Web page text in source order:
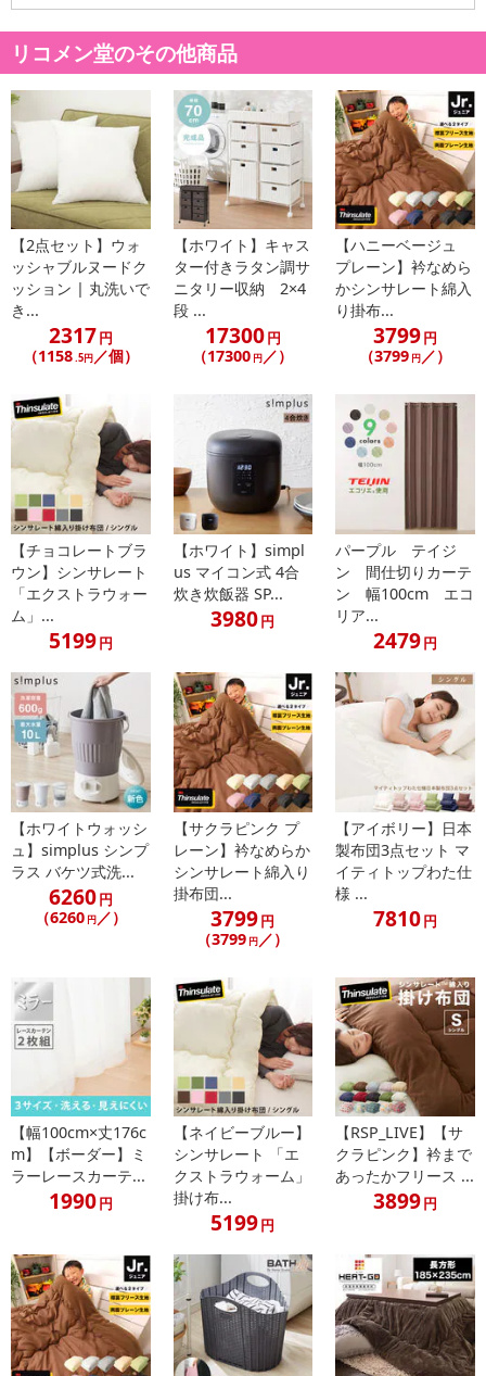
■サイズ展開
幅100cm×丈110cm
幅100cm×丈135cm
リコメン堂のその他商品
【2点セット】ウォ
ッシャブルヌードク
ッション | 丸洗いで
き...
2317円
（1158.5円／個）
【ホワイト】キャス
ター付きラタン調サ
ニタリー収納 2×4
段 ...
17300円
（17300 円／）
【ハニーベージュ
プレーン】衿なめら
かシンサレート綿入
り掛布...
3799円
（3799 円／）
【チョコレートブラ
ウン】シンサレート
「エクストラウォー
ム」...
5199円
【ホワイト】simpl
us マイコン式 4合
炊き炊飯器 SP...
3980円
パープル テイジ
ン 間仕切りカーテ
ン 幅100cm エコ
リア...
2479円
【ホワイトウォッシ
ュ】simplus シンプ
ラス バケツ式洗...
6260円
（6260 円／）
【サクラピンク プ
レーン】衿なめらか
シンサレート綿入り
掛布団...
3799円
（3799 円 ／）
【アイボリー】日本
製布団3点セット マ
イティトップわた仕
様 ...
7810円
【幅100cm×丈176c
m】【ボーダー】ミ
ラーレースカーテ...
1990円
【ネイビーブルー】
シンサレート 「エ
クストラウォーム」
掛け布...
5199円
【RSP_LIVE】【サ
クラピンク】衿まで
あったかフリース ...
3899円